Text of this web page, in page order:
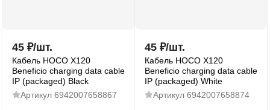
45 ₽/шт.
Кабель HOCO X120
Beneficio charging data cable
IP (packaged) Black
Артикул 6942007658867
45 ₽/шт.
Кабель HOCO X120
Beneficio charging data cable
IP (packaged) White
Артикул 6942007658874